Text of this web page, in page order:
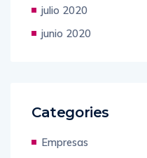
julio 2020
junio 2020
Categories
Empresas